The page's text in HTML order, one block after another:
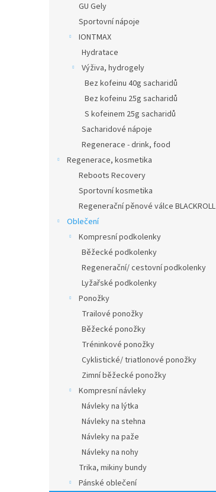
GU Gely
Sportovní nápoje
IONTMAX
Hydratace
Výživa, hydrogely
Bez kofeinu 40g sacharidů
Bez kofeinu 25g sacharidů
S kofeinem 25g sacharidů
Sacharidové nápoje
Regenerace - drink, food
Regenerace, kosmetika
Reboots Recovery
Sportovní kosmetika
Regenerační pěnové válce BLACKROLL
Oblečení
Kompresní podkolenky
Běžecké podkolenky
Regenerační/ cestovní podkolenky
Lyžařské podkolenky
Ponožky
Trailové ponožky
Běžecké ponožky
Tréninkové ponožky
Cyklistické/ triatlonové ponožky
Zimní běžecké ponožky
Kompresní návleky
Návleky na lýtka
Návleky na stehna
Návleky na paže
Návleky na nohy
Trika, mikiny bundy
Pánské oblečení